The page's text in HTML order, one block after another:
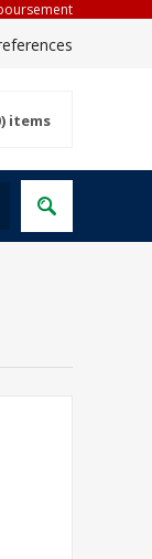
items